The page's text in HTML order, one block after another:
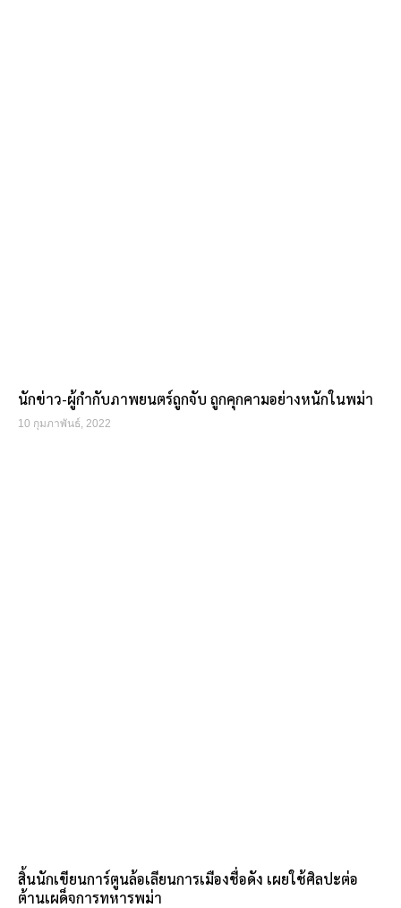
นักข่าว-ผู้กำกับภาพยนตร์ถูกจับ ถูกคุกคามอย่างหนักในพม่า
10 กุมภาพันธ์, 2022
สิ้นนักเขียนการ์ตูนล้อเลียนการเมืองชื่อดัง เผยใช้ศิลปะต่อ
ต้านเผด็จการทหารพม่า